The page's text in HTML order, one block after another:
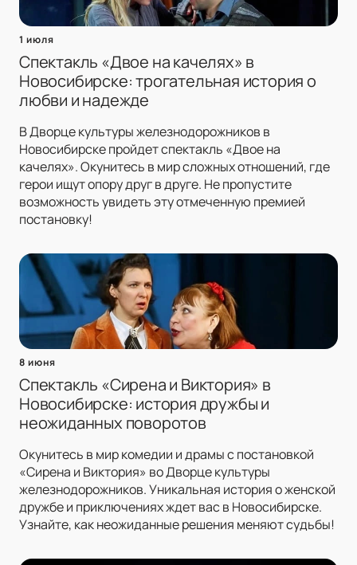
1 июля
Спектакль «Двое на качелях» в
Новосибирске: трогательная история о
любви и надежде
В Дворце культуры железнодорожников в
Новосибирске пройдет спектакль «Двое на
качелях». Окунитесь в мир сложных отношений, где
герои ищут опору друг в друге. Не пропустите
возможность увидеть эту отмеченную премией
постановку!
8 июня
Спектакль «Сирена и Виктория» в
Новосибирске: история дружбы и
неожиданных поворотов
Окунитесь в мир комедии и драмы с постановкой
«Сирена и Виктория» во Дворце культуры
железнодорожников. Уникальная история о женской
дружбе и приключениях ждет вас в Новосибирске.
Узнайте, как неожиданные решения меняют судьбы!